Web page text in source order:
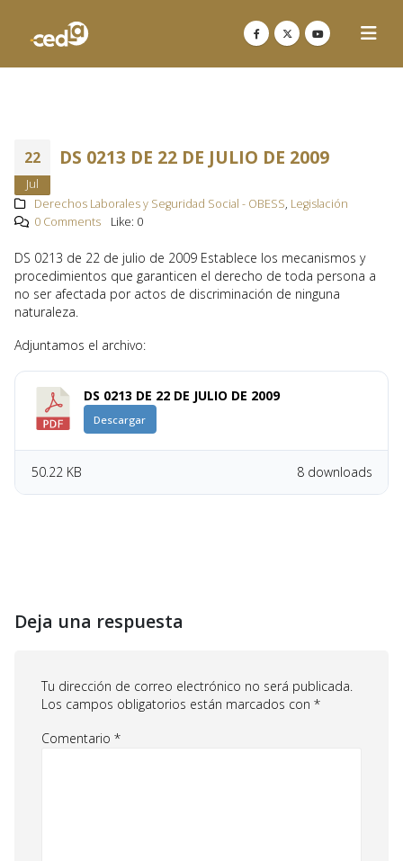
22
Jul
DS 0213 DE 22 DE JULIO DE 2009
Derechos Laborales y Seguridad Social - OBESS, Legislación
0 Comments
Like: 0
DS 0213 de 22 de julio de 2009 Establece los mecanismos y
procedimientos que garanticen el derecho de toda persona a
no ser afectada por actos de discriminación de ninguna
naturaleza.
Adjuntamos el archivo:
DS 0213 DE 22 DE JULIO DE 2009
Descargar
8 downloads
50.22 KB
Deja una respuesta
Tu dirección de correo electrónico no será publicada.
Los campos obligatorios están marcados con *
Comentario *